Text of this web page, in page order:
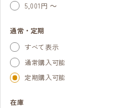
5,001円 ～
通常・定期
すべて表示
通常購入可能
定期購入可能
在庫